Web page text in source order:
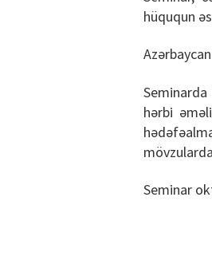
hüququn
Seminarda
hərbi
Seminar